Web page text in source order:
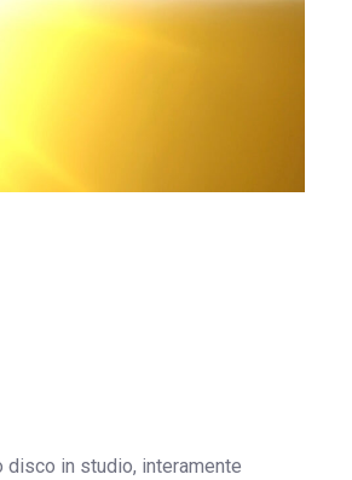
disco in studio, interamente